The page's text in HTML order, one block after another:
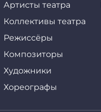
Артисты театра
Коллективы театра
Режиссёры
Композиторы
Художники
Хореографы